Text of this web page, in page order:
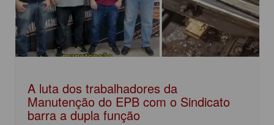
A luta dos trabalhadores da
Manutenção do EPB com o Sindicato
barra a dupla função